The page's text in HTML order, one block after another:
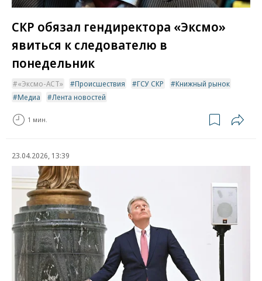
СКР обязал гендиректора «Эксмо»
явиться к следователю в
понедельник
«Эксмо-АСТ» Происшествия ГСУ СКР
Книжный рынок
Медиа
Лента новостей
1 мин.
23.04.2026, 13:39